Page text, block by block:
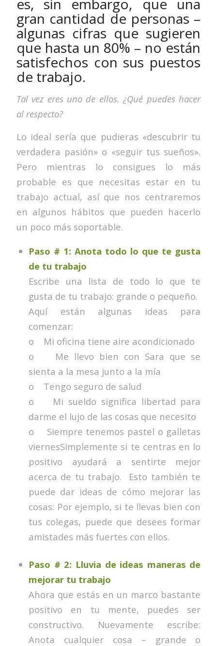
es, sin embargo, que una
gran cantidad de personas –
algunas cifras que sugieren
que hasta un 80% – no están
satisfechos con sus puestos
de trabajo.
Tal vez eres uno de ellos. ¿Qué puedes hacer
al respecto?
Lo ideal sería que pudieras «descubrir tu
verdadera pasión» o «seguir tus sueños».
Pero mientras lo consigues lo más
probable es que necesitas estar en tu
trabajo actual, así que nos centraremos
en algunos hábitos que pueden hacerlo
un poco más soportable.
Paso # 1: Anota todo lo que te gusta
de tu trabajo
Escribe una lista de todo lo que te
gusta de tu trabajo: grande o pequeño.
Aquí están algunas ideas para
comenzar:
o Mi oficina tiene aire acondicionado
o Me llevo bien con Sara que se
sienta a la mesa junto a la mía
o Tengo seguro de salud
o Mi sueldo significa libertad para
darme el lujo de las cosas que necesito
o Siempre tenemos pastel o galletas
viernesSimplemente si te centras en lo
positivo ayudará a sentirte mejor
acerca de tu trabajo. Esto también te
puede dar ideas de cómo mejorar las
cosas: Por ejemplo, si te llevas bien con
tus colegas, puede que desees formar
amistades más fuertes con ellos.
Paso # 2: Lluvia de ideas maneras de
mejorar tu trabajo
Ahora que estás en un marco bastante
positivo en tu mente, puedes ser
constructivo. Nuevamente escribe:
Anota cualquier cosa – grande o